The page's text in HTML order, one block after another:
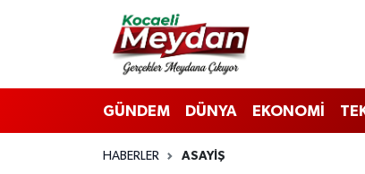
GÜNDEM DÜNYA EKONOMİ
HABERLER ASAYIŞ
Nöbetçi Eczaneler
Hava Durumu
Trafik Durumu